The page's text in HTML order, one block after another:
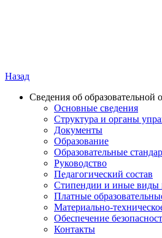
Назад
Сведения об образовательной
Основные сведения
Структура и органы
Документы
Образование
Образовательные
Руководство
Педагогический состав
Стипендии и иные виды
Платные
Материально-
Обеспечение
Контакты